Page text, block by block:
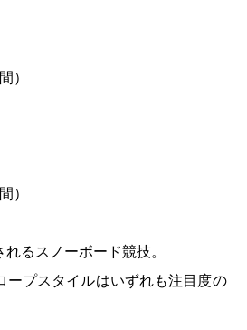
）
）
るスノーボード競技。
ープスタイルはいずれも注目度の